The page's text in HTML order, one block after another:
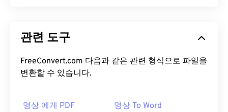
관련 도구
FreeConvert.com 다음과 같은 관련 형식으로 파일을
변환할 수 있습니다.
영상 에게 PDF 영상 To Word